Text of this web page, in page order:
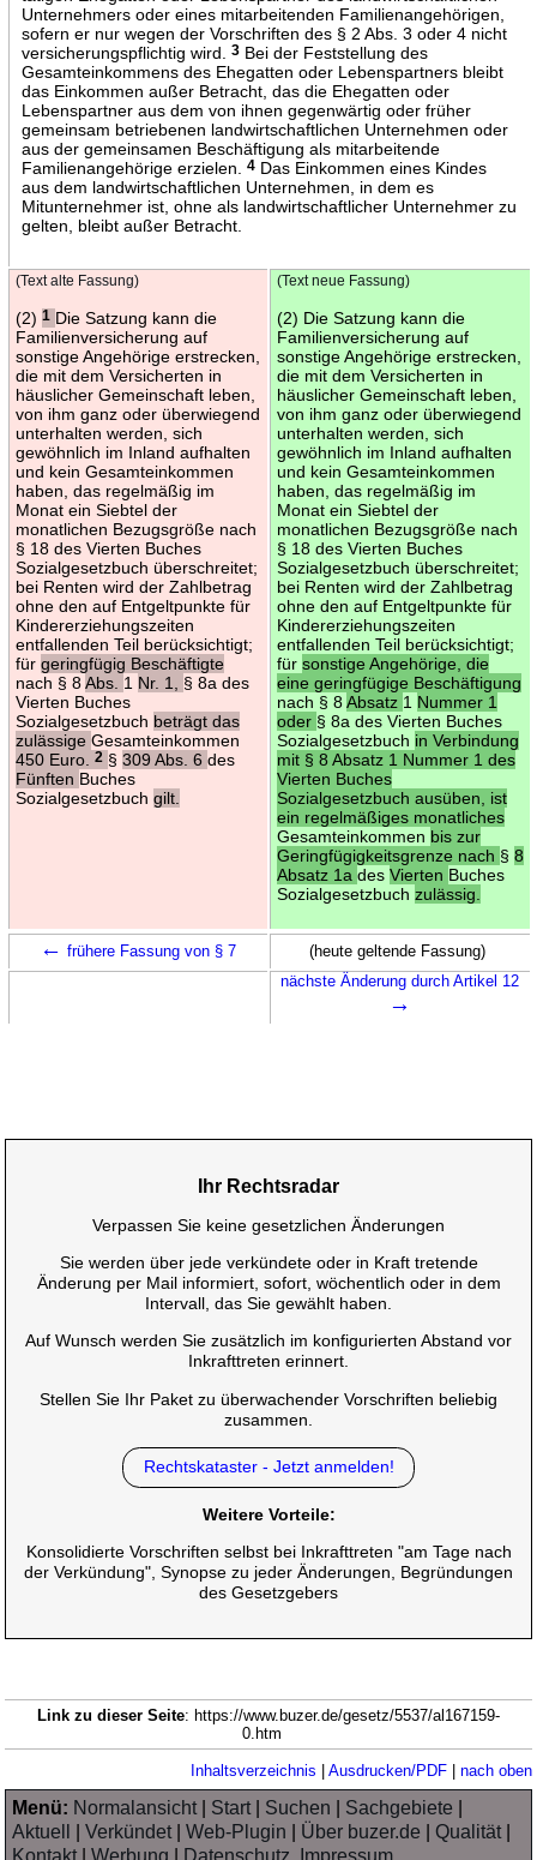
Unternehmers oder eines mitarbeitenden Familienangehörigen,
sofern er nur wegen der Vorschriften des § 2 Abs. 3 oder 4 nicht
versicherungspflichtig wird.
3Bei der Feststellung des
Gesamteinkommens des Ehegatten oder Lebenspartners bleibt
das Einkommen außer Betracht, das die Ehegatten oder
Lebenspartner aus dem von ihnen gegenwärtig oder früher
gemeinsam betriebenen landwirtschaftlichen Unternehmen oder
aus der gemeinsamen Beschäftigung als mitarbeitende
Familienangehörige erzielen.
4Das Einkommen eines Kindes
aus dem landwirtschaftlichen Unternehmen, in dem es
Mitunternehmer ist, ohne als landwirtschaftlicher Unternehmer zu
gelten, bleibt außer Betracht.
(Text alte Fassung)
(2) 1 Die Satzung kann die
Familienversicherung auf
sonstige Angehörige erstrecken,
die mit dem Versicherten in
häuslicher Gemeinschaft leben,
von ihm ganz oder überwiegend
unterhalten werden, sich
gewöhnlich im Inland aufhalten
und kein Gesamteinkommen
haben, das regelmäßig im
Monat ein Siebtel der
monatlichen Bezugsgröße nach
§ 18 des Vierten Buches
Sozialgesetzbuch überschreitet;
bei Renten wird der Zahlbetrag
ohne den auf Entgeltpunkte für
Kindererziehungszeiten
entfallenden Teil berücksichtigt;
für geringfügig Beschäftigte
nach § 8Abs. 1 Nr. 1, § 8a des
Vierten Buches
Sozialgesetzbuch beträgt das
zulässige Gesamteinkommen
450 Euro.
2 § 309 Abs. 6 des
Fünften Buches
Sozialgesetzbuch gilt.
(Text neue Fassung)
(2) Die Satzung kann die
Familienversicherung auf
sonstige Angehörige erstrecken,
die mit dem Versicherten in
häuslicher Gemeinschaft leben,
von ihm ganz oder überwiegend
unterhalten werden, sich
gewöhnlich im Inland aufhalten
und kein Gesamteinkommen
haben, das regelmäßig im
Monat ein Siebtel der
monatlichen Bezugsgröße nach
§ 18 des Vierten Buches
Sozialgesetzbuch überschreitet;
bei Renten wird der Zahlbetrag
ohne den auf Entgeltpunkte für
Kindererziehungszeiten
entfallenden Teil berücksichtigt;
für sonstige Angehörige, die
eine geringfügige Beschäftigung
nach § 8Absatz 1 Nummer 1
oder § 8a des Vierten Buches
Sozialgesetzbuch in Verbindung
mit § 8 Absatz 1 Nummer 1 des
Vierten Buches
Sozialgesetzbuch ausüben, ist
ein regelmäßiges monatliches
Gesamteinkommen bis zur
Geringfügigkeitsgrenze nach § 8
Absatz 1a des Vierten Buches
Sozialgesetzbuch zulässig.
← frühere Fassung von § 7
(heute geltende Fassung)
nächste Änderung durch Artikel 12
→
Ihr Rechtsradar
Verpassen Sie keine gesetzlichen Änderungen
Sie werden über jede verkündete oder in Kraft tretende
Änderung per Mail informiert, sofort, wöchentlich oder in dem
Intervall, das Sie gewählt haben.
Auf Wunsch werden Sie zusätzlich im konfigurierten Abstand vor
Inkrafttreten erinnert.
Stellen Sie Ihr Paket zu überwachender Vorschriften beliebig
zusammen.
Rechtskataster - Jetzt anmelden!
Weitere Vorteile:
Konsolidierte Vorschriften selbst bei Inkrafttreten "am Tage nach
der Verkündung", Synopse zu jeder Änderungen, Begründungen
des Gesetzgebers
Link zu dieser Seite: https://www.buzer.de/gesetz/5537/al167159-
0.htm
Inhaltsverzeichnis Ausdrucken/PDF| nach oben
Menü: Normalansicht| Start| Suchen Sachgebiete
Aktuell
|Verkündet|Web-Plugin Über buzer.de |Qualität|